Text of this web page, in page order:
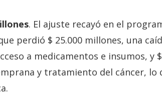
. El ajuste recayó en el
perdió $ 25.000 millones, una
a medicamentos e insumos, y $
y tratamiento del cáncer, lo